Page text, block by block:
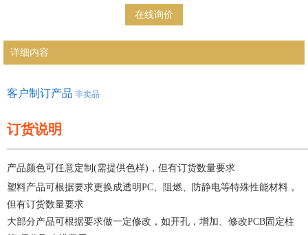
在线询价
详细内容
客户制订产品 非卖品
订货说明
产品颜色可任意定制(需提供色样)，但有订货数量要求
塑料产品可根据要求更换成透明PC、阻燃、防静电等特殊性能材料，
但有订货数量要求
大部分产品可根据要求做一定修改，如开孔，增加、修改PCB固定柱